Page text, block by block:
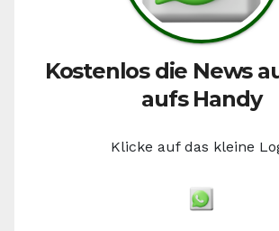
Kostenlos die News
aufs Handy
Klicke auf das kleine